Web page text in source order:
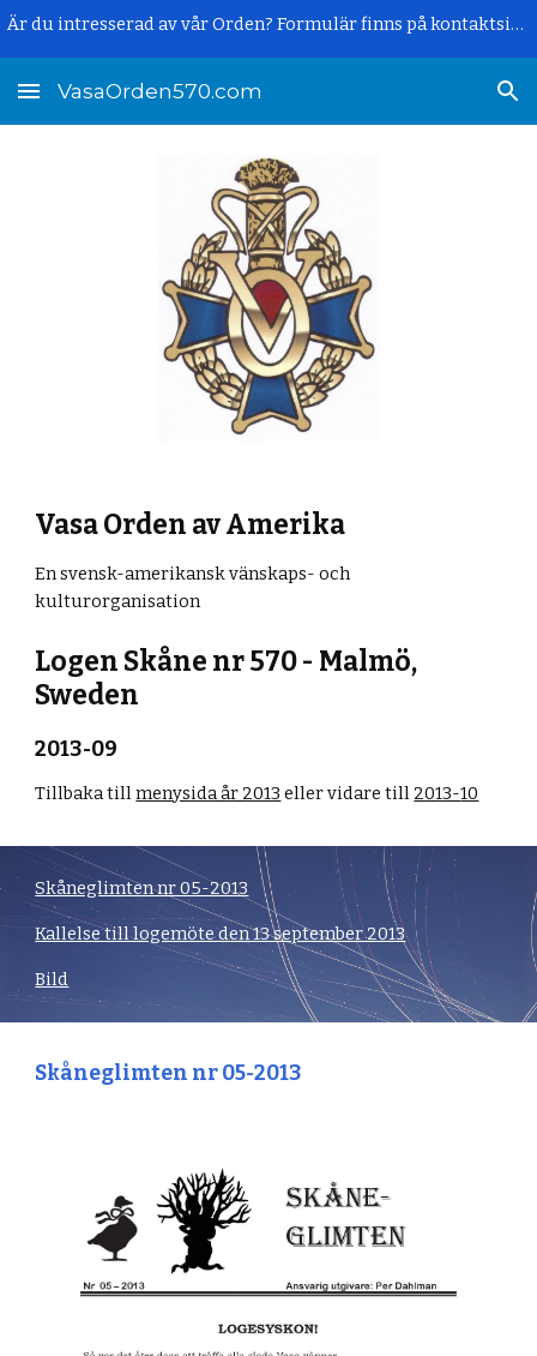
Är du intresserad av vår Orden? Formulär finns på kontaktsidan.
VasaOrden570.com
Vasa Orden av Amerika
En svensk-amerikansk vänskaps- och
kulturorganisation
Logen Skåne nr 570 - Malmö,
Sweden
2013-09
Tillbaka tillmenysida år 2013 eller vidare till 2013-10
Skåneglimten nr 05-2013
Kallelse till logemöte den 13 september 2013
Bild
Skåneglimten nr 05-2013